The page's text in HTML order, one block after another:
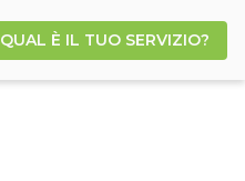
QUAL È IL TUO SERVIZIO?